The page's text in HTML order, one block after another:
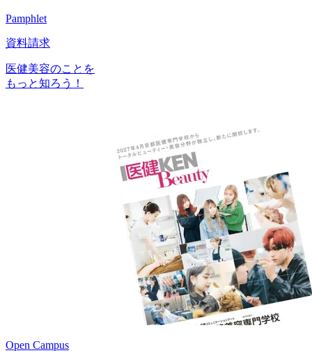
Pamphlet
資料請求
医健美容のことを
もっと知ろう！
Open Campus